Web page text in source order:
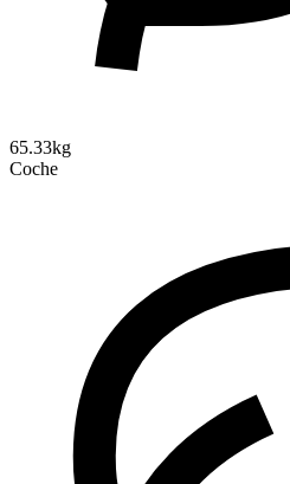
65.33kg
Coche